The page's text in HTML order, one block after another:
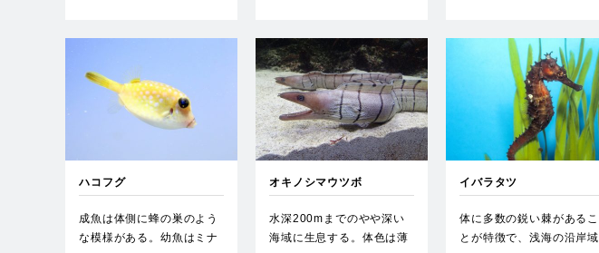
ハコフグ
成魚は体側に蜂の巣のよう
な模様がある。幼魚はミナ
オキノシマウツボ
水深200mまでのやや深い
海域に生息する。体色は薄
イバラタツ
体に多数の鋭い棘があるこ
とが特徴で、浅海の沿岸域